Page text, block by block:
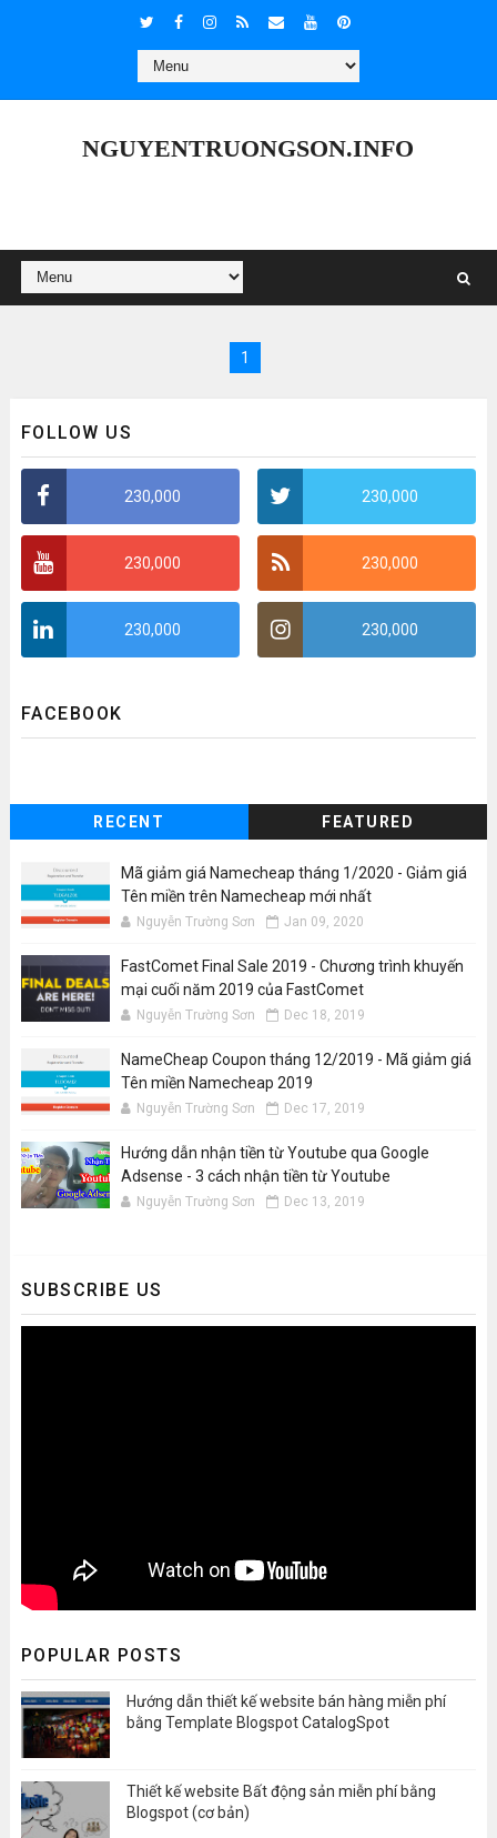
NGUYENTRUONGSON.INFO
1
FOLLOW US
230,000 230,000
230,000 230,000
230,000 230,000
FACEBOOK
RECENT FEATURED
Mã giảm giá Namecheap tháng 1/2020 - Giảm giá
Tên miền trên Namecheap mới nhất
Nguyễn Trường Sơn Jan 09, 2020
FastComet Final Sale 2019 - Chương trình khuyến
mại cuối năm 2019 của FastComet
Nguyễn Trường Sơn Dec 18, 2019
NameCheap Coupon tháng 12/2019 - Mã giảm giá
Tên miền Namecheap 2019
Nguyễn Trường Sơn Dec 17, 2019
Hướng dẫn nhận tiền từ Youtube qua Google
Adsense - 3 cách nhận tiền từ Youtube
Nguyễn Trường Sơn Dec 13, 2019
SUBSCRIBE US
POPULAR POSTS
Hướng dẫn thiết kế website bán hàng miễn phí
bằng Template Blogspot CatalogSpot
Thiết kế website Bất động sản miễn phí bằng
Blogspot (cơ bản)